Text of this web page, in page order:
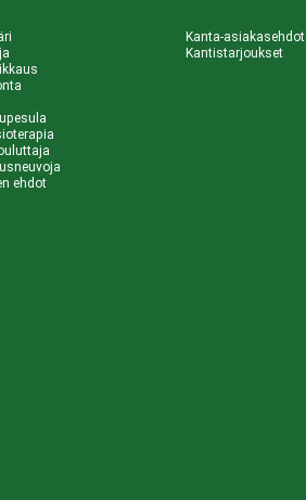
ehdot
Kanta-asiakasehdot
Kantistarjoukset